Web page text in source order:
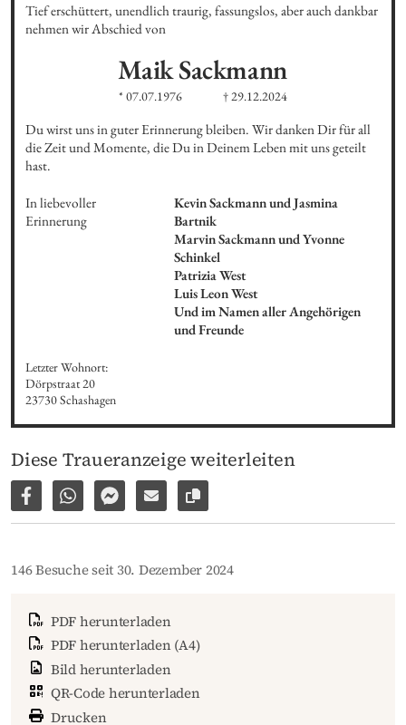
Tief erschüttert, unendlich traurig, fassungslos, aber auch dankbar
nehmen wir Abschied von
MaikSackmann
* 07.07.1976 † 29.12.2024
Du wirst uns in guter Erinnerung bleiben. Wir danken Dir für all
die Zeit und Momente, die Du in Deinem Leben mit uns geteilt
hast.
In liebevoller
Erinnerung
Kevin Sackmann und Jasmina
Bartnik
Marvin Sackmann und Yvonne
Schinkel
Patrizia West
Luis Leon West
Und im Namen aller Angehörigen
und Freunde
Letzter Wohnort:
Dörpstraat 20
23730 Schashagen
Diese Traueranzeige weiterleiten
Auf Facebook teilen
Per WhatsApp weiterleiten
Per Facebook Messenger weiterleiten
Per E-Mail versenden
Link zur Seite kopieren
146 Besuche seit 30. Dezember 2024
PDF herunterladen
PDF herunterladen (A4)
Bild herunterladen
QR-Code herunterladen
Drucken